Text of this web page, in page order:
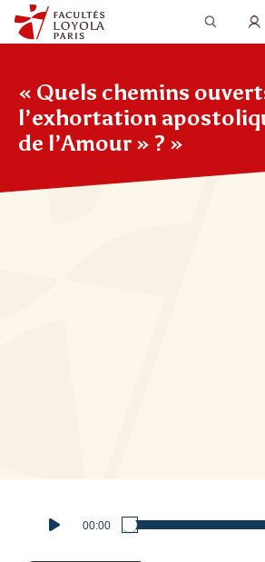
au
contenu
Recherche
pour
Rechercher
« Quels chemins
l’exhortation
de l’Amour » ? »
Lecteur
audio
00:00